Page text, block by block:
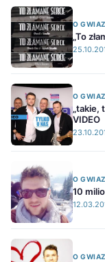
O
„To
O
„takie,
VIDEO
O
10
O